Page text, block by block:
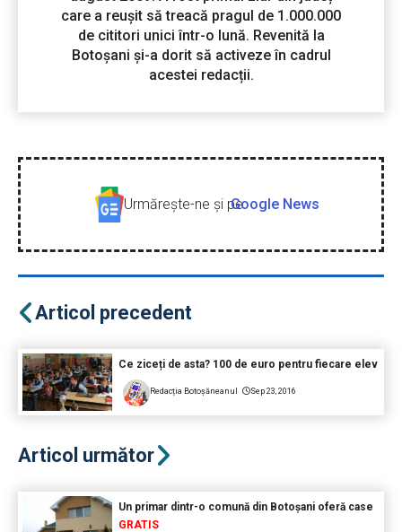
care a reușit să treacă pragul de 1.000.000
de cititori unici într-o lună. Revenită la
Botoșani și-a dorit să activeze în cadrul
acestei redacții.
Urmăreşte-ne şi peGoogle News
Articol precedent
Ce ziceți de asta? 100 de euro pentru fiecare elev
Redacția Botoșăneanul Sep 23, 2016
Articol următor
Un primar dintr-o comună din Botoșani oferă case
GRATIS